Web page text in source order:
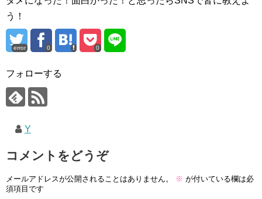
う！
error 0 0
フォローする
Y
コメントをどうぞ
メールアドレスが公開されることはありません。 ※ が付いている欄は必
須項目です